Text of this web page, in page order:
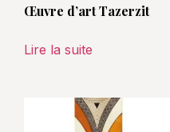
Œuvre d’art Tazerzit
Lire la suite